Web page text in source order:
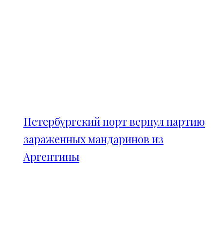
Петербургский порт вернул партию
зараженных мандаринов из
Аргентины